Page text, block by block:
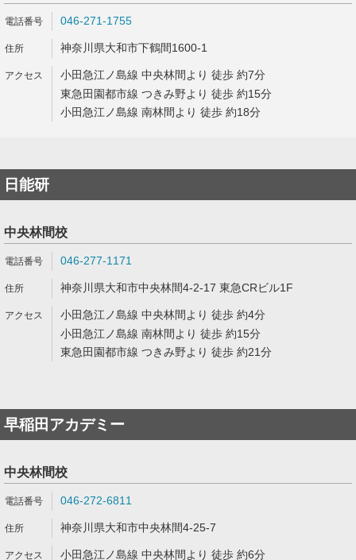
046-271-1755
神奈川県大和市下鶴間1600-1
小田急江ノ島線 中央林間より 徒歩 約7分
東急田園都市線 つきみ野より 徒歩 約15分
小田急江ノ島線 南林間より 徒歩 約18分
日能研
中央林間校
046-277-1171
神奈川県大和市中央林間4-2-17 東急CRビル1F
小田急江ノ島線 中央林間より 徒歩 約4分
小田急江ノ島線 南林間より 徒歩 約15分
東急田園都市線 つきみ野より 徒歩 約21分
早稲田アカデミー
中央林間校
046-272-6811
神奈川県大和市中央林間4-25-7
小田急江ノ島線 中央林間より 徒歩 約6分